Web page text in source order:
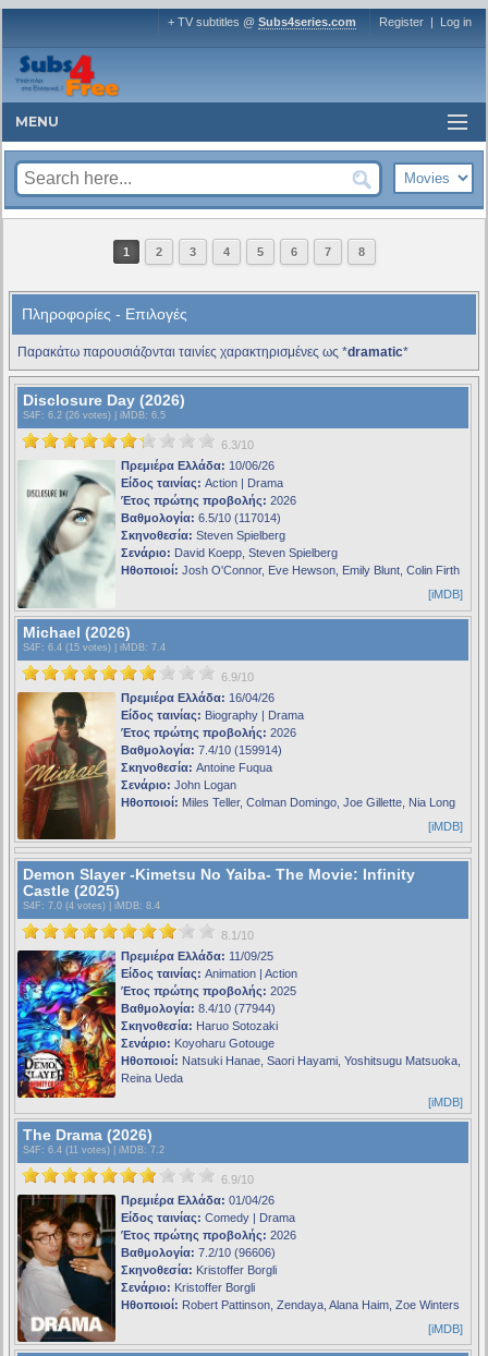
+ TV subtitles @ Subs4series.com Register | Log in
MENU
1 2 3 4 5 6 7 8
Πληροφορίες - Επιλογές
Παρακάτω παρουσιάζονται ταινίες χαρακτηρισμένες ως *dramatic*
Disclosure Day (2026)
S4F : 6.2 (26 votes) | iMDB: 6.5
6.3/10
Πρεμιέρα Ελλάδα: 10/06/26
Είδος ταινίας: Action | Drama
Έτος πρώτης προβολής: 2026
Βαθμολογία: 6.5/10 (117014)
Σκηνοθεσία: Steven Spielberg
Σενάριο: David Koepp, Steven Spielberg
Ηθοποιοί: Josh O'Connor, Eve Hewson, Emily Blunt, Colin Firth
[iMDB]
Michael (2026)
S4F : 6.4 (15 votes) | iMDB: 7.4
6.9/10
Πρεμιέρα Ελλάδα: 16/04/26
Είδος ταινίας: Biography | Drama
Έτος πρώτης προβολής: 2026
Βαθμολογία: 7.4/10 (159914)
Σκηνοθεσία: Antoine Fuqua
Σενάριο: John Logan
Ηθοποιοί: Miles Teller, Colman Domingo, Joe Gillette, Nia Long
[iMDB]
Demon Slayer -Kimetsu No Yaiba- The Movie: Infinity
Castle (2025)
S4F : 7.0 (4 votes) | iMDB: 8.4
8.1/10
Πρεμιέρα Ελλάδα: 11/09/25
Είδος ταινίας: Animation | Action
Έτος πρώτης προβολής: 2025
Βαθμολογία: 8.4/10 (77944)
Σκηνοθεσία: Haruo Sotozaki
Σενάριο: Koyoharu Gotouge
Ηθοποιοί: Natsuki Hanae, Saori Hayami, Yoshitsugu Matsuoka,
Reina Ueda
[iMDB]
The Drama (2026)
S4F : 6.4 (11 votes) | iMDB: 7.2
6.9/10
Πρεμιέρα Ελλάδα: 01/04/26
Είδος ταινίας: Comedy | Drama
Έτος πρώτης προβολής: 2026
Βαθμολογία: 7.2/10 (96606)
Σκηνοθεσία: Kristoffer Borgli
Σενάριο: Kristoffer Borgli
Ηθοποιοί: Robert Pattinson, Zendaya, Alana Haim, Zoe Winters
[iMDB]